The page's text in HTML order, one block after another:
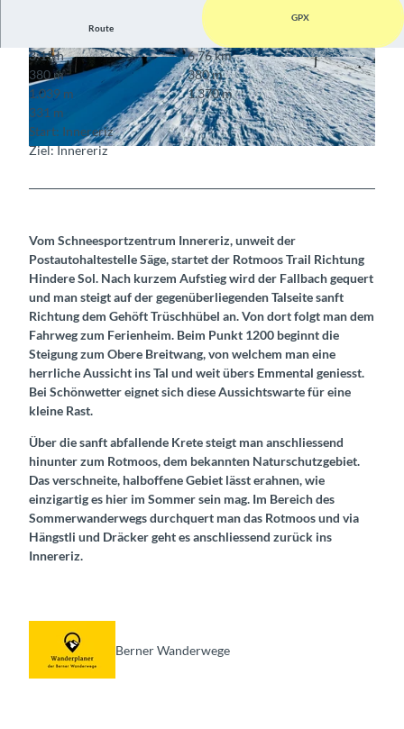
© Markus Schluep, Berner Wanderwege
© Markus Schluep, Berner Wanderwege © Markus Schluep, Berner Wanderwege
Route
GPX
3:15 h
6,76 km
380 m
380 m
1.039 m
1.370 m
331 m
Start: Innereriz
Ziel: Innereriz
Vom Schneesportzentrum Innereriz, unweit der
Postautohaltestelle Säge, startet der Rotmoos Trail Richtung
Hindere Sol. Nach kurzem Aufstieg wird der Fallbach gequert
und man steigt auf der gegenüberliegenden Talseite sanft
Richtung dem Gehöft Trüschhübel an. Von dort folgt man dem
Fahrweg zum Ferienheim. Beim Punkt 1200 beginnt die
Steigung zum Obere Breitwang, von welchem man eine
herrliche Aussicht ins Tal und weit übers Emmental geniesst.
Bei Schönwetter eignet sich diese Aussichtswarte für eine
kleine Rast.
Über die sanft abfallende Krete steigt man anschliessend
hinunter zum Rotmoos, dem bekannten Naturschutzgebiet.
Das verschneite, halboffene Gebiet lässt erahnen, wie
einzigartig es hier im Sommer sein mag. Im Bereich des
Sommerwanderwegs durchquert man das Rotmoos und via
Hängstli und Dräcker geht es anschliessend zurück ins
Innereriz.
Berner Wanderwege